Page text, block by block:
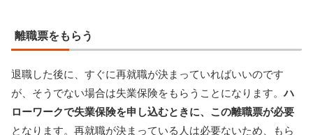
離職票をもらう
退職した後に、すぐに再就職が決まっていればいいのです
が、そうでない場合は失業保険をもらうことになります。ハ
ローワークで失業保険を申し込むときに、この離職票が必要
となります。再就職が決まっている人は必要ないため、もら